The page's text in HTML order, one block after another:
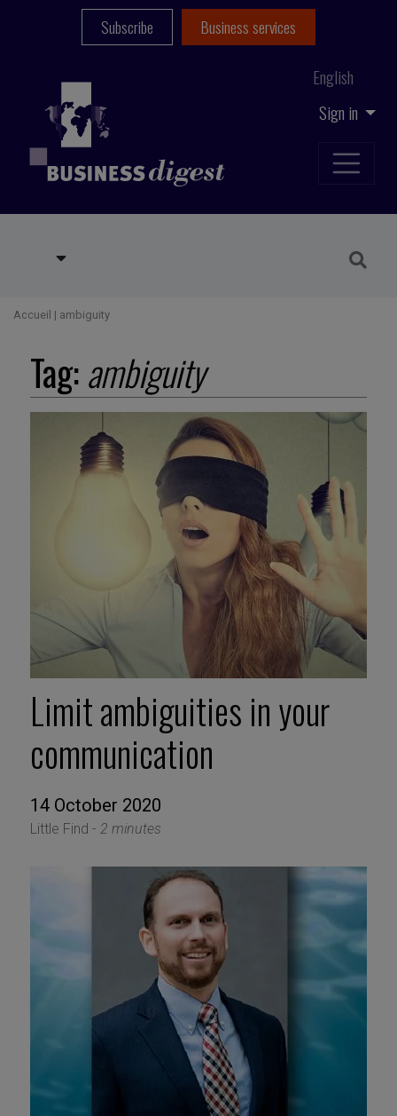
Sign in
English
Subscribe Business services
Accueil | ambiguity
Tag:ambiguity
Limit ambiguities in your
communication
14 October 2020
Little Find - 2 minutes